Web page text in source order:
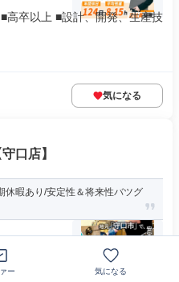
高卒以上 ■設計、開発、生産技
気になる
口店】
休暇あり/安定性＆将来性バツグ
的に店長・副店長を目指した
ー 気になる